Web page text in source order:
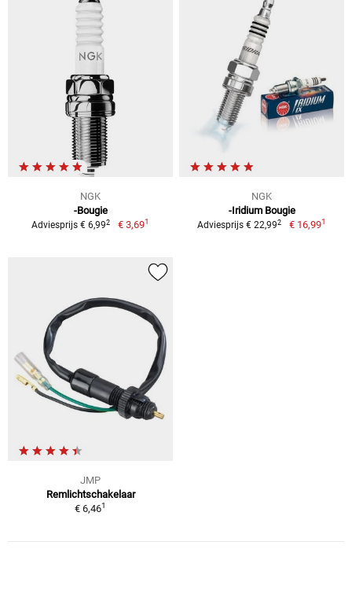
NGK
-Bougie
Adviesprijs € 6,992 € 3,691
NGK
-Iridium Bougie
Adviesprijs € 22,992 € 16,991
JMP
Remlichtschakelaar
€ 6,461